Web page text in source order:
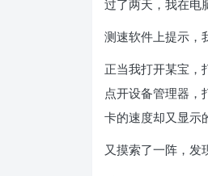
过了两天，我在电
测速软件上提示，
正当我打开某宝，
点开设备管理器
卡的速度却又显示
又摸索了一阵，